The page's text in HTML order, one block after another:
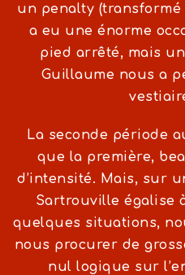
un penalty (transformé
a eu une énorme
pied arrêté, mais
Guillaume nous a
La seconde période
que la première,
d’intensité. Mais, sur
Sartrouville égalise
quelques situations,
nous procurer de
nul logique sur